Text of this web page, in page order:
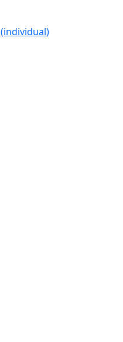
(individual)